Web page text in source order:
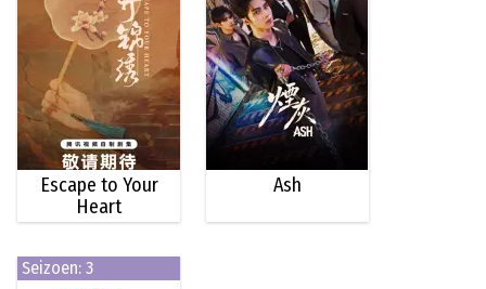
Escape to Your
Heart
Ash
Seizoen: 3